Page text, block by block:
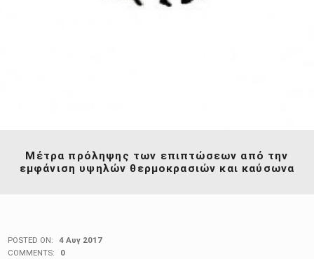
Μέτρα πρόληψης των επιπτώσεων από την
εμφάνιση υψηλών θερμοκρασιών και καύσωνα
POSTED ON:
4 Αυγ 2017
COMMENTS:
0